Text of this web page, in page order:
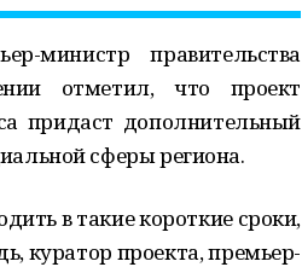
министр правительства
отметил, что проект
придаст дополнительный
сферы региона.
в такие короткие сроки,
куратор проекта, премьер-